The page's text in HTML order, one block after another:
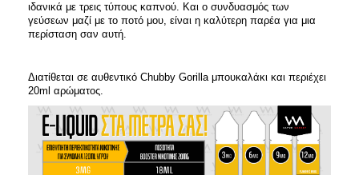
ιδανικά με τρεις τύπους καπνού. Και ο συνδυασμός των
γεύσεων μαζί με το ποτό μου, είναι η καλύτερη παρέα για μια
περίσταση σαν αυτή.
Διατίθεται σε αυθεντικό Chubby Gorilla μπουκαλάκι και περιέχει
20ml αρώματος.